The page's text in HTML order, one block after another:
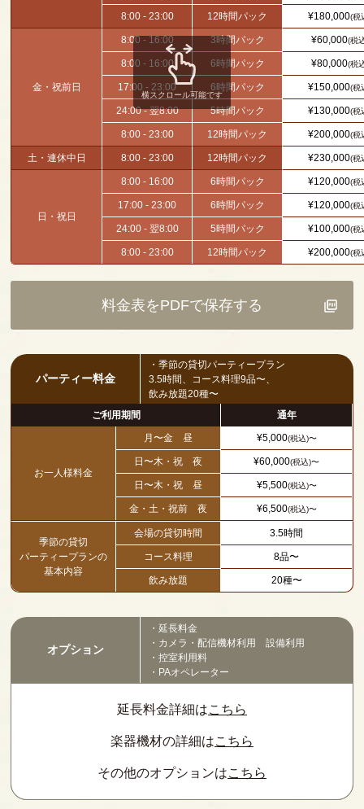
8:00 - 23:00 12時間パック ¥180,000(税
金・祝前日
8:00 - 16:00 3時間パック ¥60,000(税
8:00 - 16:00 6時間パック ¥80,000(税
17:00 - 23:00 6時間パック ¥150,000(税
24:00 - 翌8:00 5時間パック ¥130,000(税
8:00 - 23:00 12時間パック ¥200,000(税
土・連休中日 8:00 - 23:00 12時間パック ¥230,000(税
日・祝日
8:00 - 16:00 6時間パック ¥120,000(税
17:00 - 23:00 6時間パック ¥120,000(税
24:00 - 翌8:00 5時間パック ¥100,000(税
8:00 - 23:00 12時間パック ¥200,000(税
横スクロール可能です
料金表をPDFで保存する
パーティー料金
・季節の貸切パーティープラン
3.5時間、コース料理9品〜、
飲み放題20種〜
ご利用期間
通年
お一人様料金
月〜金 昼 ¥5,000(税込)〜
日〜木・祝 夜 ¥60,000(税込)〜
日〜木・祝 昼 ¥5,500(税込)〜
金・土・祝前 夜 ¥6,500(税込)〜
季節の貸切
パーティープランの
基本内容
会場の貸切時間 3.5時間
コース料理 8品〜
飲み放題 20種〜
オプション
・延長料金
・カメラ・配信機材利用 設備利用
・控室利用料
・PAオペレーター
延長料金詳細はこちら
楽器機材の詳細はこちら
その他のオプションはこちら